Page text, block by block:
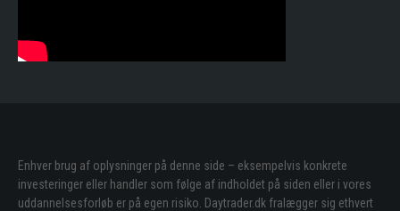
Enhver brug af oplysninger på denne side – eksempelvis konkrete
investeringer eller handler som følge af indholdet på siden eller i vores
uddannelsesforløb er på egen risiko. Daytrader.dk fralægger sig ethvert